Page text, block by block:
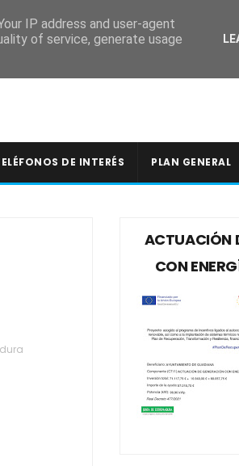
DE INTERÉS PLAN GENERAL
ACTUACIÓN
CON
IP address and user-agent
of service, generate usage